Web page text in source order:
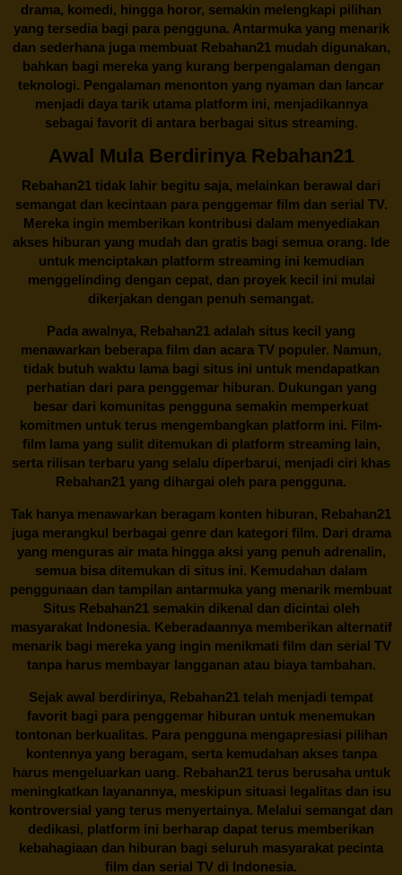
drama, komedi, hingga horor, semakin melengkapi pilihan
yang tersedia bagi para pengguna. Antarmuka yang menarik
dan sederhana juga membuatRebahan21mudah digunakan,
bahkan bagi mereka yang kurang berpengalaman dengan
teknologi. Pengalaman menonton yang nyaman dan lancar
menjadi daya tarik utama platform ini, menjadikannya
sebagai favorit di antara berbagai situs streaming.
Awal Mula Berdirinya Rebahan21
Rebahan21 tidak lahir begitu saja, melainkan berawal dari
semangat dan kecintaan para penggemar film dan serial TV.
Mereka ingin memberikan kontribusi dalam menyediakan
akses hiburan yang mudah dan gratis bagi semua orang. Ide
untuk menciptakan platform streaming ini kemudian
menggelinding dengan cepat, dan proyek kecil ini mulai
dikerjakan dengan penuh semangat.
Pada awalnya, Rebahan21 adalah situs kecil yang
menawarkan beberapa film dan acara TV populer. Namun,
tidak butuh waktu lama bagi situs ini untuk mendapatkan
perhatian dari para penggemar hiburan. Dukungan yang
besar dari komunitas pengguna semakin memperkuat
komitmen untuk terus mengembangkan platform ini. Film-
film lama yang sulit ditemukan di platform streaming lain,
serta rilisan terbaru yang selalu diperbarui, menjadi ciri khas
Rebahan21 yang dihargai oleh para pengguna.
Tak hanya menawarkan beragam konten hiburan, Rebahan21
juga merangkul berbagai genre dan kategori film. Dari drama
yang menguras air mata hingga aksi yang penuh adrenalin,
semua bisa ditemukan di situs ini. Kemudahan dalam
penggunaan dan tampilan antarmuka yang menarik membuat
Situs Rebahan21semakin dikenal dan dicintai oleh
masyarakat Indonesia. Keberadaannya memberikan alternatif
menarik bagi mereka yang ingin menikmati film dan serial TV
tanpa harus membayar langganan atau biaya tambahan.
Sejak awal berdirinya, Rebahan21 telah menjadi tempat
favorit bagi para penggemar hiburan untuk menemukan
tontonan berkualitas. Para pengguna mengapresiasi pilihan
kontennya yang beragam, serta kemudahan akses tanpa
harus mengeluarkan uang. Rebahan21terus berusaha untuk
meningkatkan layanannya, meskipun situasi legalitas dan isu
kontroversial yang terus menyertainya. Melalui semangat dan
dedikasi, platform ini berharap dapat terus memberikan
kebahagiaan dan hiburan bagi seluruh masyarakat pecinta
film dan serial TV di Indonesia.